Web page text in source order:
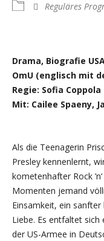
Reguläres
Drama, Biografie
OmU (englisch mit
Regie: Sofia Coppola
Mit: Cailee Spaeny,
Als die Teenagerin
Presley kennenlernt,
kometenhafter Rock
Momenten jemand
Einsamkeit, ein
Liebe. Es entfaltet
der US-Armee in